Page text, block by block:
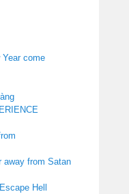
Year come
away from Satan
Hell